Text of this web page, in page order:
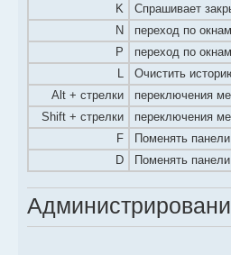
K
Спрашивает
N
переход по окнам
P
переход по окнам
Очистить
Alt + стрелки
переключения
Shift + стрелки
переключения
F
Поменять
D
Поменять